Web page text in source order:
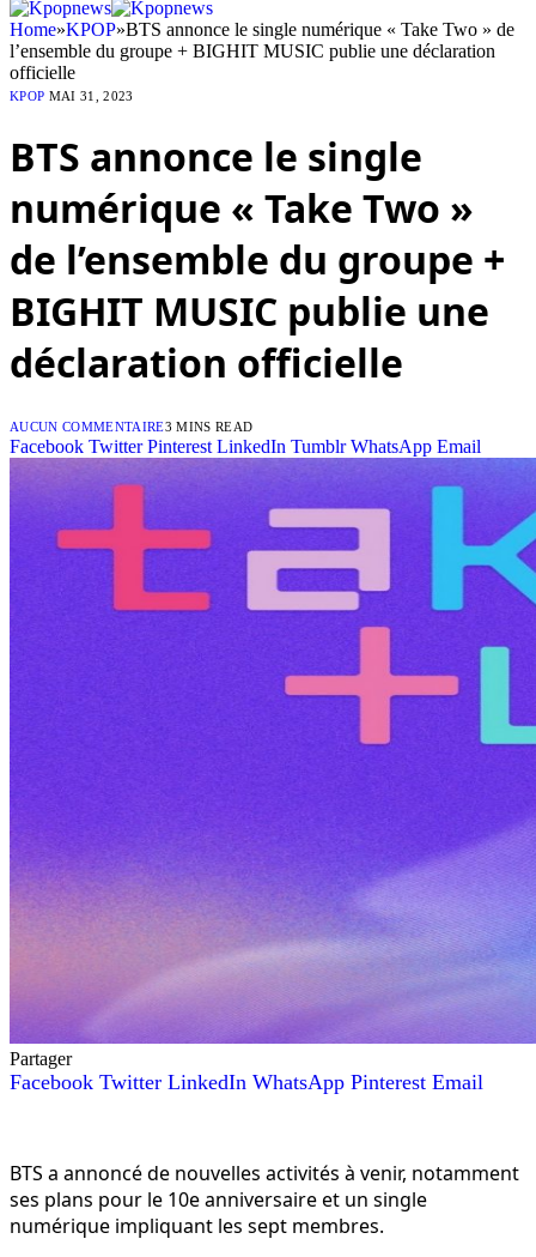
Home»KPOP»BTS annonce le single numérique « Take Two » de
l’ensemble du groupe + BIGHIT MUSIC publie une déclaration
officielle
KPOP MAI 31, 2023
BTS annonce le single
numérique « Take Two »
de l’ensemble du groupe +
BIGHIT MUSIC publie une
déclaration officielle
AUCUN COMMENTAIRE3 MINS READ
Facebook Twitter Pinterest LinkedIn Tumblr WhatsApp Email
Partager
Facebook Twitter LinkedIn WhatsApp Pinterest Email
BTS a annoncé de nouvelles activités à venir, notamment
ses plans pour le 10e anniversaire et un single
numérique impliquant les sept membres.